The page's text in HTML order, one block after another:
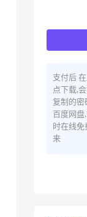
支付后
点下载,
复制的密
百度网
时在线
来